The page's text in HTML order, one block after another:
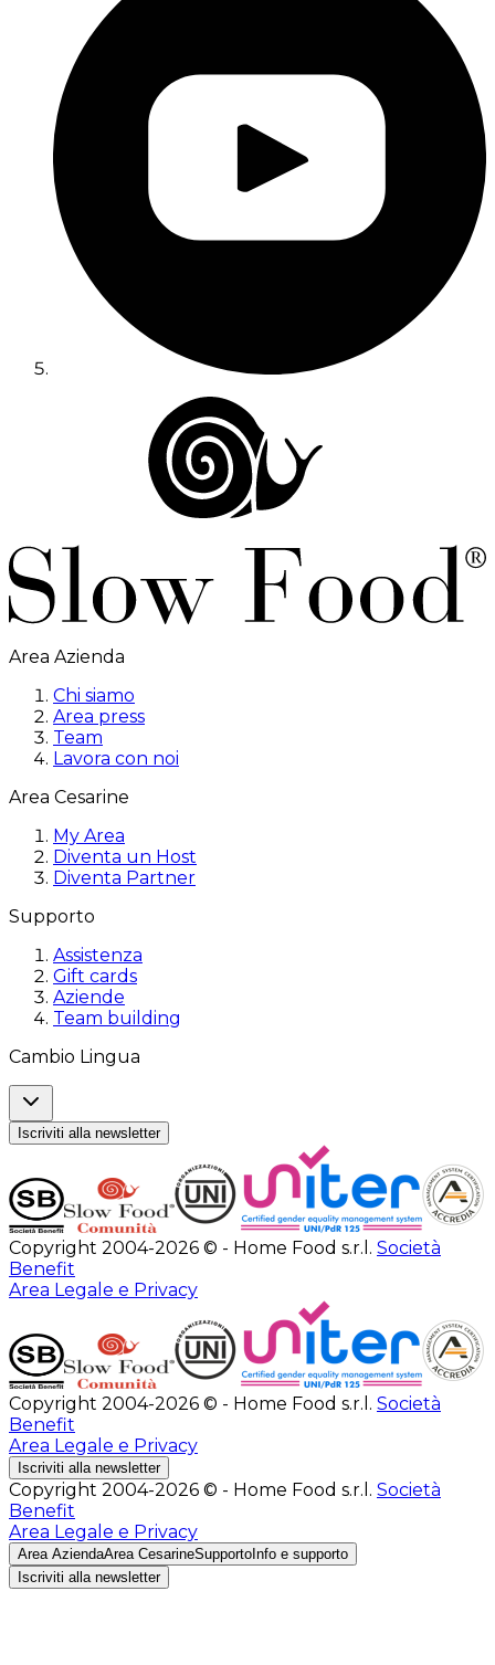
Area Azienda
Chi siamo
Area press
Team
Lavora con noi
Area Cesarine
My Area
Diventa un Host
Diventa Partner
Supporto
Assistenza
Gift cards
Aziende
Team building
Cambio Lingua
Iscriviti alla newsletter
Copyright 2004-2026 © - Home Food s.r.l. Società
Benefit
Area Legale e Privacy
Copyright 2004-2026 © - Home Food s.r.l. Società
Benefit
Area Legale e Privacy
Iscriviti alla newsletter
Copyright 2004-2026 © - Home Food s.r.l. Società
Benefit
Area Legale e Privacy
Area AziendaArea CesarineSupporto Info e supporto
Iscriviti alla newsletter